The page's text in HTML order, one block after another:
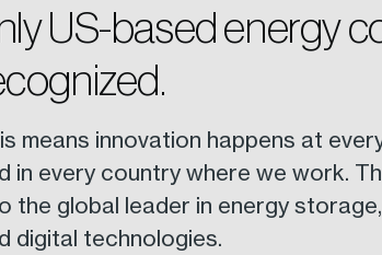
US-based energy
means innovation happens at
in every country where we work.
the global leader in energy
digital technologies.